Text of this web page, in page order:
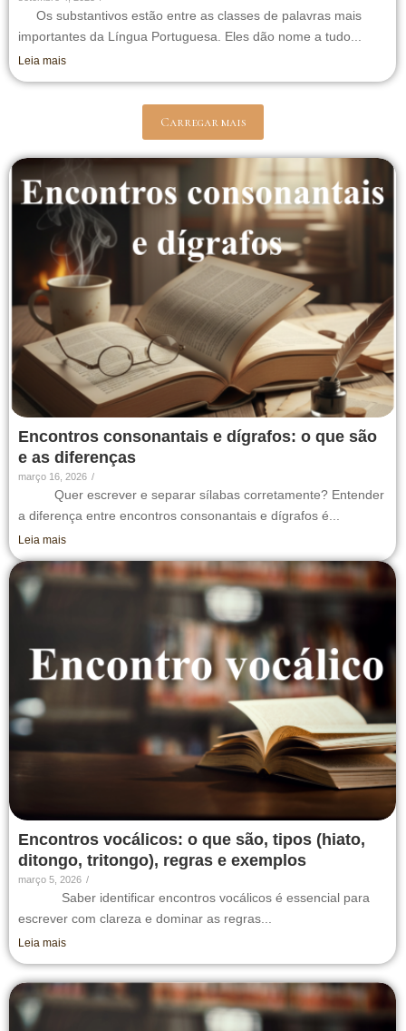
Os substantivos estão entre as classes de palavras mais
importantes da Língua Portuguesa. Eles dão nome a tudo...
Leia mais
Carregar mais
Encontros consonantais e dígrafos: o que são
e as diferenças
março 16, 2026 /
Quer escrever e separar sílabas corretamente? Entender
a diferença entre encontros consonantais e dígrafos é...
Leia mais
Encontros vocálicos: o que são, tipos (hiato,
ditongo, tritongo), regras e exemplos
março 5, 2026 /
Saber identificar encontros vocálicos é essencial para
escrever com clareza e dominar as regras...
Leia mais